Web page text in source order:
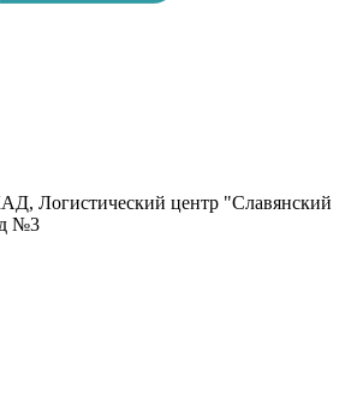
Логистический центр "Славянский
№3